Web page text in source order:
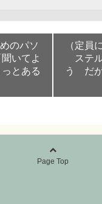
のパソ
いてよ
とある
（定員
ステ
う だ
Page Top